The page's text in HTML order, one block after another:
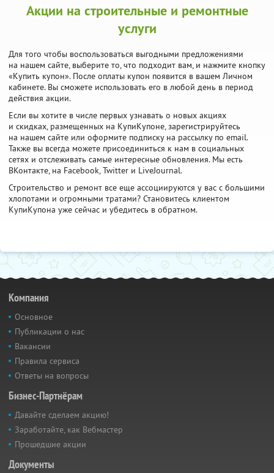
Акции на строительные и ремонтные
услуги
Для того чтобы воспользоваться выгодными предложениями
на нашем сайте, выберите то, что подходит вам, и нажмите кнопку
«Купить купон». После оплаты купон появится в вашем Личном
кабинете. Вы сможете использовать его в любой день в период
действия акции.
Если вы хотите в числе первых узнавать о новых акциях
и скидках, размещенных на КупиКупоне, зарегистрируйтесь
на нашем сайте или оформите подписку на рассылку по email.
Также вы всегда можете присоединиться к нам в социальных
сетях и отслеживать самые интересные обновления. Мы есть
ВКонтакте, на Facebook, Twitter и LiveJournal.
Строительство и ремонт все еще ассоциируются у вас с большими
хлопотами и огромными тратами? Становитесь клиентом
КупиКупона уже сейчас и убедитесь в обратном.
Компания
Основное
Публикации о нас
Вакансии
Правила сервиса
Ответы на вопросы
Бизнес-Партнёрам
Давайте сделаем акцию!
Заработайте, как Вебмастер
Прошедшие акции
Документы